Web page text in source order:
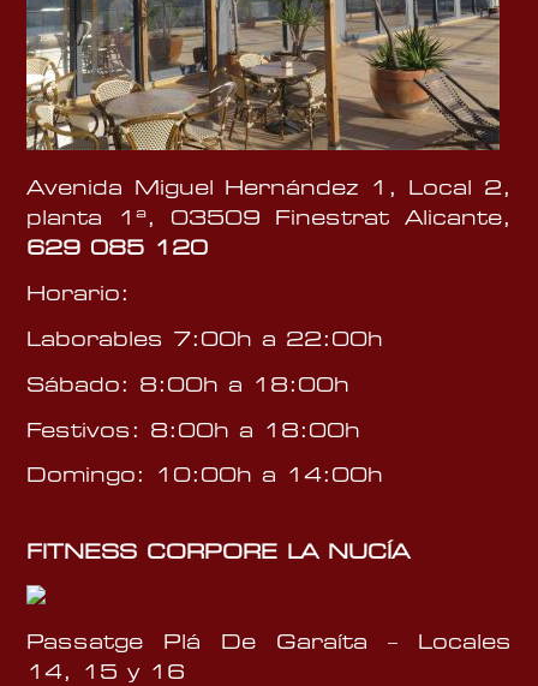
Avenida Miguel Hernández 1, Local 2,
planta 1ª, 03509 Finestrat Alicante,
629 085 120
Horario:
Laborables 7:00h a 22:00h
Sábado: 8:00h a 18:00h
Festivos: 8:00h a 18:00h
Domingo: 10:00h a 14:00h
FITNESS CORPORE LA NUCÍA
Passatge Plá De Garaíta – Locales
14, 15 y 16